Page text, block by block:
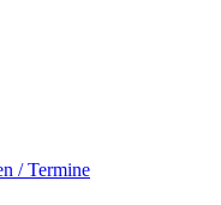
/ Termine